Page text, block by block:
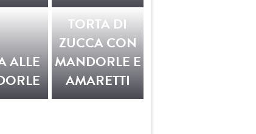
ALLE
TORTA DI
ZUCCA CON
MANDORLE E
AMARETTI